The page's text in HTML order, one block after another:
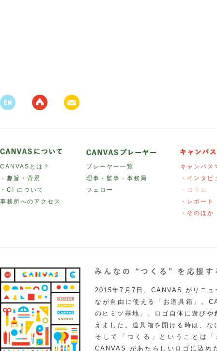
CANVASとは？
・趣旨・背景
・CI について
事務所へのアクセス
プレーヤー一覧
理事・監事・事務局
フェロー
キャンバス
・インタビ
・コラム
・レポート
・そのほか
2015年7月7日。CANVAS がリニュ
なが自由に使える「お道具箱」。
のヒミツ基地」。ロゴ自体に遊び
えました。道具箱を開ける時は、
そして「つくる」ということは
CANVAS があたらしいロゴに込め